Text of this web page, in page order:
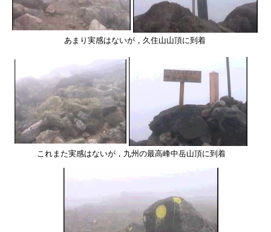
あまり実感はないが，久住山山頂に到着
これまた実感はないが，九州の最高峰中岳山頂に到着